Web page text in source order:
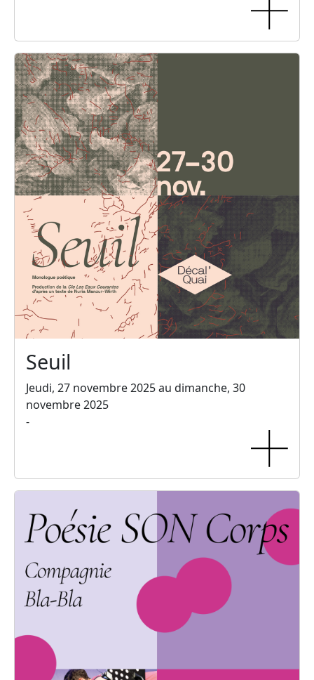
Seuil
Jeudi, 27 novembre 2025 au dimanche, 30
novembre 2025
-